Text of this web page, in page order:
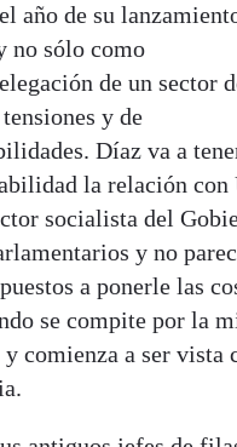
año de su
no sólo como
de un sector
y de
Díaz va a
la relación con
socialista del
y no
a ponerle las
se compite por la
comienza a ser vista